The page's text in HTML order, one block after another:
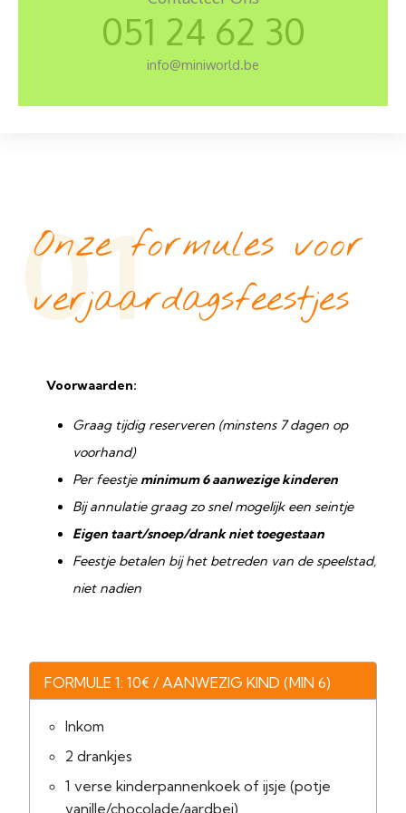
051 24 62 30
info@miniworld.be
01
Onze formules voor
verjaardagsfeestjes
Voorwaarden:
Graag tijdig reserveren (minstens 7 dagen op
voorhand)
Per feestje minimum 6 aanwezige kinderen
Bij annulatie graag zo snel mogelijk een seintje
Eigen taart/snoep/drank niet toegestaan
Feestje betalen bij het betreden van de speelstad,
niet nadien
FORMULE 1: 10€ / AANWEZIG KIND (MIN 6)
Inkom
2 drankjes
1 verse kinderpannenkoek of ijsje (potje
vanille/chocolade/aardbei)